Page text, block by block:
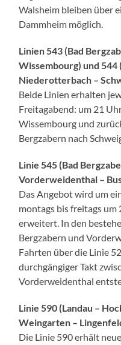
Walsheim bleiben über
Dammheim möglich.
Linien 543 (Bad
Wissembourg) und 544
Niederotterbach –
Beide Linien erhalten
Freitagabend: um 21
Wissembourg und
Bergzabern nach
Linie 545 (Bad
Vorderweidenthal –
Das Angebot wird um
montags bis freitags um
erweitert. In den
Bergzabern und
Fahrten über die Linie
durchgängiger Takt
Vorderweidenthal
Linie 590 (Landau –
Weingarten –
Die Linie 590 erhält